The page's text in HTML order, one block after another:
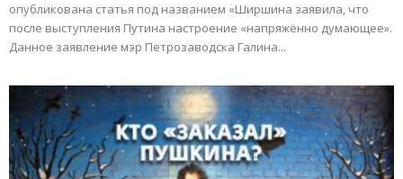
опубликована статья под названием «Ширшина заявила, что
после выступления Путина настроение «напряжённо думающее».
Данное заявление мэр Петрозаводска Галина...